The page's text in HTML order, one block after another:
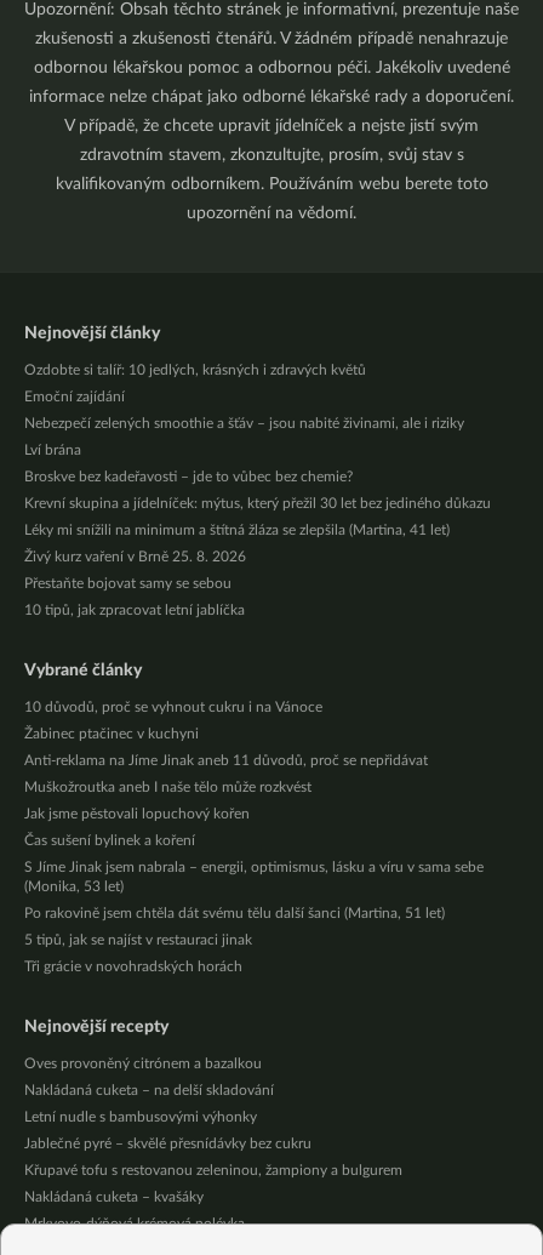
Upozornění: Obsah těchto stránek je informativní, prezentuje naše
zkušenosti a zkušenosti čtenářů. V žádném případě nenahrazuje
odbornou lékařskou pomoc a odbornou péči. Jakékoliv uvedené
informace nelze chápat jako odborné lékařské rady a doporučení.
V případě, že chcete upravit jídelníček a nejste jistí svým
zdravotním stavem, zkonzultujte, prosím, svůj stav s
kvalifikovaným odborníkem. Používáním webu berete toto
upozornění na vědomí.
Nejnovější články
Ozdobte si talíř: 10 jedlých, krásných i zdravých květů
Emoční zajídání
Nebezpečí zelených smoothie a šťáv – jsou nabité živinami, ale i riziky
Lví brána
Broskve bez kadeřavosti – jde to vůbec bez chemie?
Krevní skupina a jídelníček: mýtus, který přežil 30 let bez jediného důkazu
Léky mi snížili na minimum a štítná žláza se zlepšila (Martina, 41 let)
Živý kurz vaření v Brně 25. 8. 2026
Přestaňte bojovat samy se sebou
10 tipů, jak zpracovat letní jablíčka
Vybrané články
10 důvodů, proč se vyhnout cukru i na Vánoce
Žabinec ptačinec v kuchyni
Anti-reklama na Jíme Jinak aneb 11 důvodů, proč se nepřidávat
Muškožroutka aneb I naše tělo může rozkvést
Jak jsme pěstovali lopuchový kořen
Čas sušení bylinek a koření
S Jíme Jinak jsem nabrala – energii, optimismus, lásku a víru v sama sebe
(Monika, 53 let)
Po rakovině jsem chtěla dát svému tělu další šanci (Martina, 51 let)
5 tipů, jak se najíst v restauraci jinak
Tři grácie v novohradských horách
Nejnovější recepty
Oves provoněný citrónem a bazalkou
Nakládaná cuketa – na delší skladování
Letní nudle s bambusovými výhonky
Jablečné pyré – skvělé přesnídávky bez cukru
Křupavé tofu s restovanou zeleninou, žampiony a bulgurem
Nakládaná cuketa – kvašáky
Mrkvovo-dýňová krémová polévka